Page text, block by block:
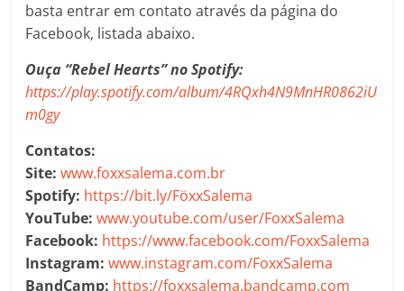
basta entrar em contato através da página do
Facebook, listada abaixo.
Ouça “Rebel Hearts” no Spotify:
https://play.spotify.com/album/4RQxh4N9MnHR0862iU
m0gy
Contatos:
Site: www.foxxsalema.com.br
Spotify: https://bit.ly/FöxxSalema
YouTube:www.youtube.com/user/FoxxSalema
Facebook: https://www.facebook.com/FoxxSalema
Instagram: www.instagram.com/FoxxSalema
BandCamp: https://foxxsalema.bandcamp.com